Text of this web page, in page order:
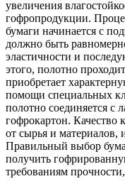
увеличения
гофропродукции.
бумаги начинается с
должно быть
эластичности и
этого, полотно
приобретает
помощи специальных
полотно соединяется с
гофрокартон. Качество
от сырья и материалов,
Правильный выбор
получить
требованиям